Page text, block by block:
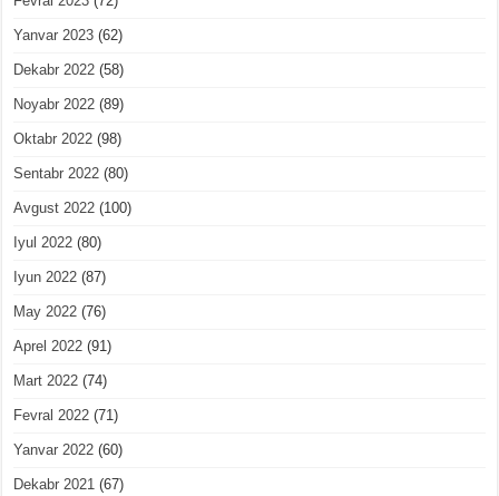
Yanvar 2023 (62)
Dekabr 2022 (58)
Noyabr 2022 (89)
Oktabr 2022 (98)
Sentabr 2022 (80)
Avgust 2022 (100)
Iyul 2022 (80)
Iyun 2022 (87)
May 2022 (76)
Aprel 2022 (91)
Mart 2022 (74)
Fevral 2022 (71)
Yanvar 2022 (60)
Dekabr 2021 (67)